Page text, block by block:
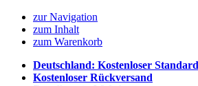
zur Navigation
zum Inhalt
zum Warenkorb
Deutschland: Kostenloser
Kostenloser Rückversand